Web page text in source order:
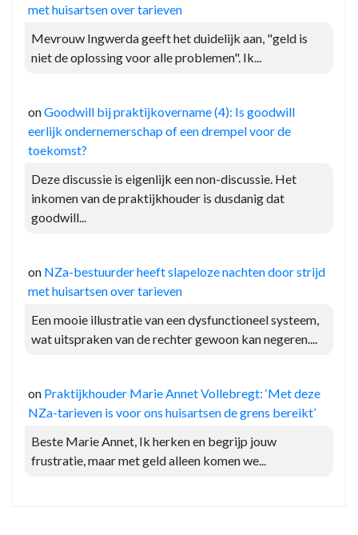
met huisartsen over tarieven
Mevrouw Ingwerda geeft het duidelijk aan, "geld is
niet de oplossing voor alle problemen". Ik...
onGoodwill bij praktijkovername (4): Is goodwill
eerlijk ondernemerschap of een drempel voor de
toekomst?
Deze discussie is eigenlijk een non-discussie. Het
inkomen van de praktijkhouder is dusdanig dat
goodwill...
on NZa-bestuurder heeft slapeloze nachten door strijd
met huisartsen over tarieven
Een mooie illustratie van een dysfunctioneel systeem,
wat uitspraken van de rechter gewoon kan negeren....
on Praktijkhouder Marie Annet Vollebregt: ‘Met deze
NZa-tarieven is voor ons huisartsen de grens bereikt’
Beste Marie Annet, Ik herken en begrijp jouw
frustratie, maar met geld alleen komen we...